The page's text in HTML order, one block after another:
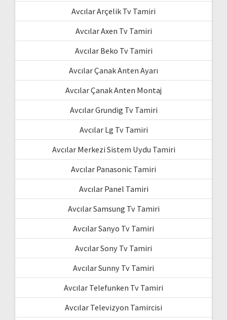
Avcılar Arçelik Tv Tamiri
Avcılar Axen Tv Tamiri
Avcılar Beko Tv Tamiri
Avcılar Çanak Anten Ayarı
Avcılar Çanak Anten Montaj
Avcılar Grundig Tv Tamiri
Avcılar Lg Tv Tamiri
Avcılar Merkezi Sistem Uydu Tamiri
Avcılar Panasonic Tamiri
Avcılar Panel Tamiri
Avcılar Samsung Tv Tamiri
Avcılar Sanyo Tv Tamiri
Avcılar Sony Tv Tamiri
Avcılar Sunny Tv Tamiri
Avcılar Telefunken Tv Tamiri
Avcılar Televizyon Tamircisi